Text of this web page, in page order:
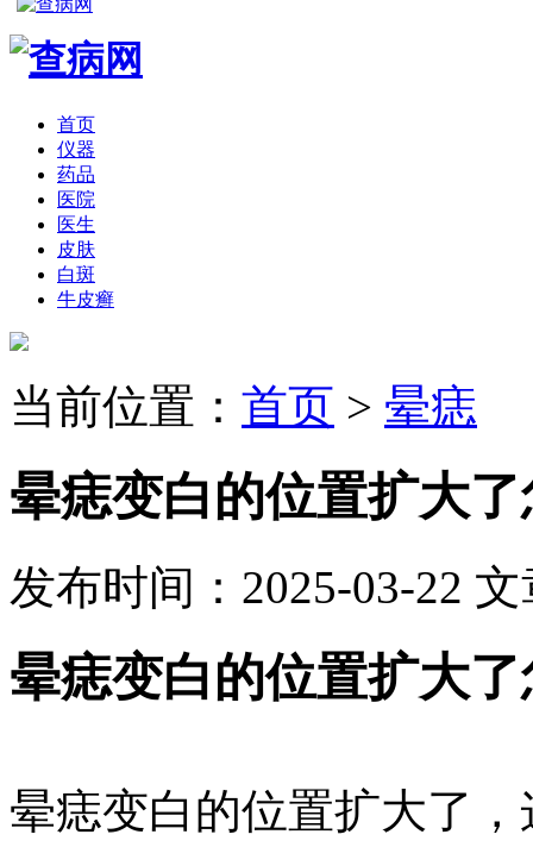
首页
仪器
药品
医院
医生
皮肤
白斑
牛皮癣
当前位置： 首页 > 晕痣
晕痣变白的位置扩大
发布时间：2025-03-22 文
晕痣变白的位置扩大
晕痣变白的位置扩大了